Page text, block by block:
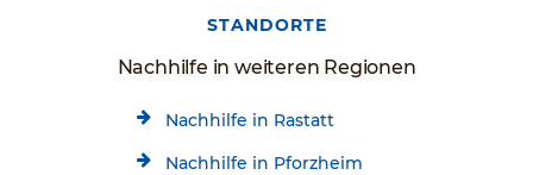
STANDORTE
Nachhilfe in weiteren Regionen
Nachhilfe in Rastatt
Nachhilfe in Pforzheim